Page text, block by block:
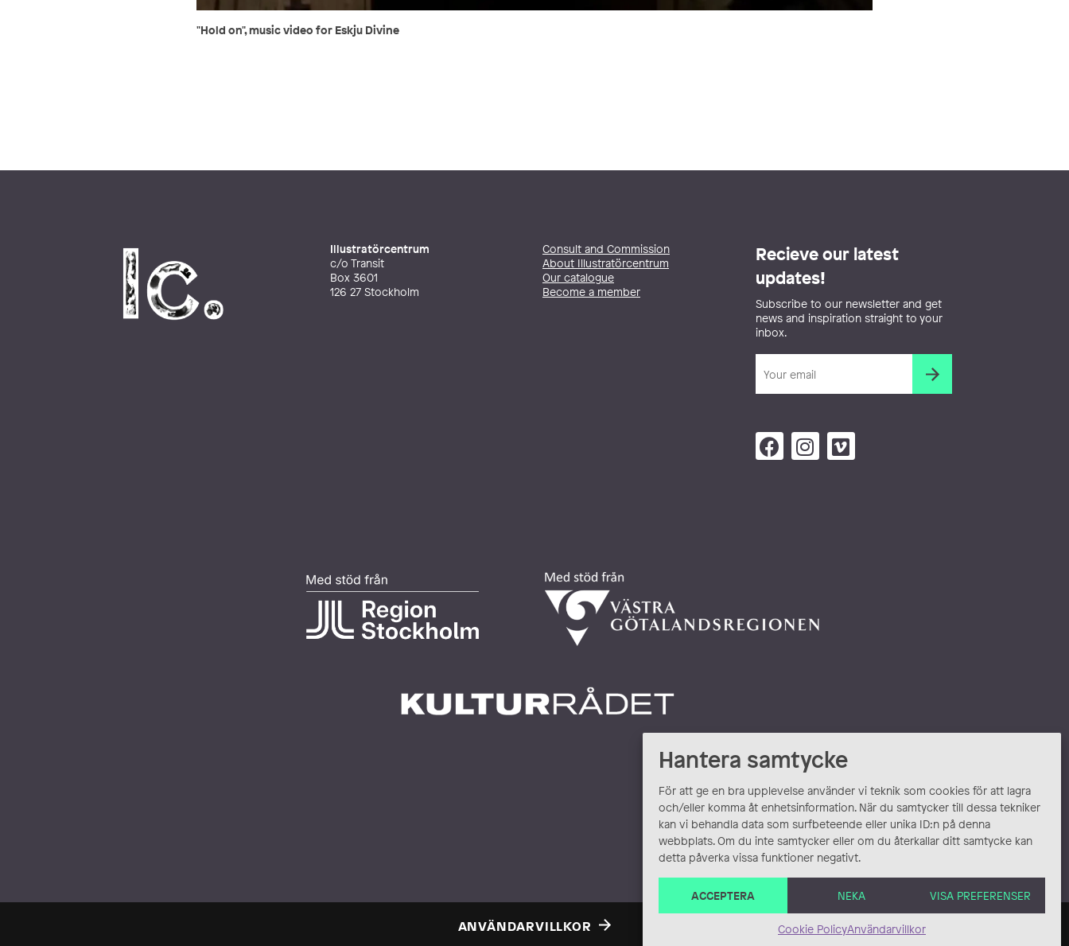
Hantera samtycke
För att ge en bra upplevelse använder vi teknik som cookies för att lagra
och/eller komma åt enhetsinformation. När du samtycker till dessa tekniker
kan vi behandla data som surfbeteende eller unika ID:n på denna
webbplats. Om du inte samtycker eller om du återkallar ditt samtycke kan
detta påverka vissa funktioner negativt.
ACCEPTERA NEKA VISA PREFERENSER
Cookie PolicyAnvändarvillkor
"Hold on", music video for Eskju Divine
Illustratörcentrum
c/o Transit
Box 3601
126 27 Stockholm
Consult and Commission
About Illustratörcentrum
Our catalogue
Become a member
Recieve our latest
updates!
Subscribe to our newsletter and get
news and inspiration straight to your
inbox.
ANVÄNDARVILLKOR